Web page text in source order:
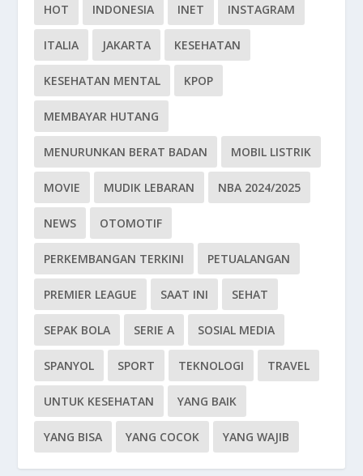
HOT INDONESIA INET INSTAGRAM
ITALIA JAKARTA KESEHATAN
KESEHATAN MENTAL KPOP
MEMBAYAR HUTANG
MENURUNKAN BERAT BADAN MOBIL LISTRIK
MOVIE MUDIK LEBARAN NBA 2024/2025
NEWS OTOMOTIF
PERKEMBANGAN TERKINI PETUALANGAN
PREMIER LEAGUE SAAT INI SEHAT
SEPAK BOLA SERIE A SOSIAL MEDIA
SPANYOL SPORT TEKNOLOGI TRAVEL
UNTUK KESEHATAN YANG BAIK
YANG BISA YANG COCOK YANG WAJIB